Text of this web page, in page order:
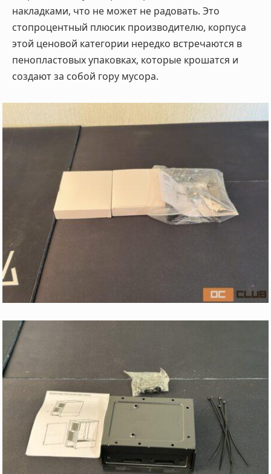
накладками, что не может не радовать. Это
стопроцентный плюсик производителю, корпуса
этой ценовой категории нередко встречаются в
пенопластовых упаковках, которые крошатся и
создают за собой гору мусора.